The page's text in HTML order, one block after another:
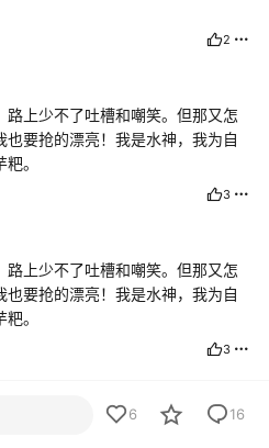
2
路上少不了吐槽和嘲笑。但那又怎
也要抢的漂亮！我是水神，我为自
。
3
路上少不了吐槽和嘲笑。但那又怎
也要抢的漂亮！我是水神，我为自
。
3
下的用666的方式打给你！
6 16